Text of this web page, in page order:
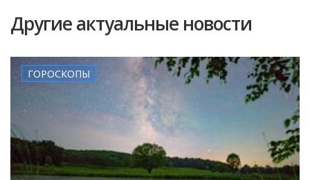
Другие актуальные новости
ГОРОСКОПЫ